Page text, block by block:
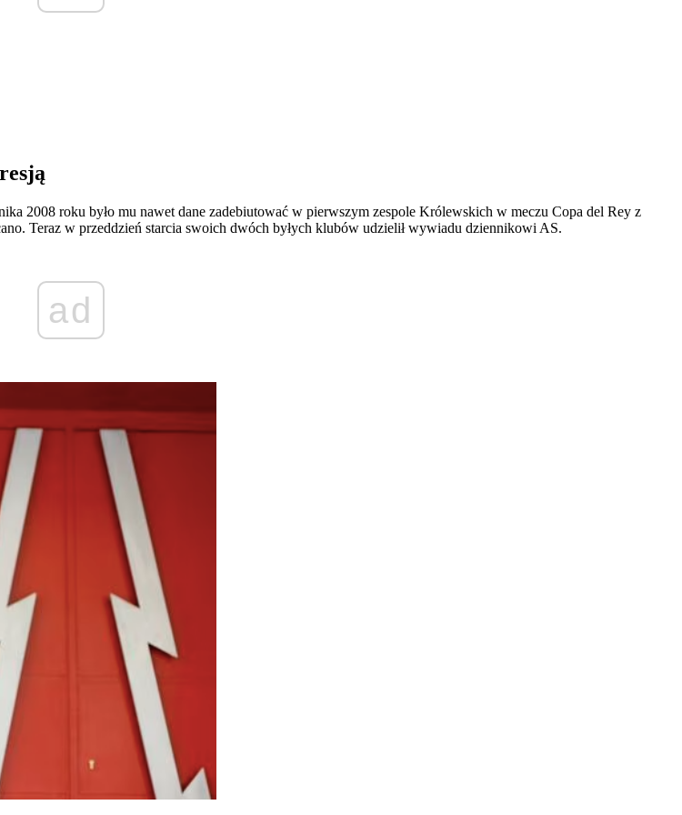
2008 roku było mu nawet dane zadebiutować w pierwszym zespole Królewskich w meczu Copa del Rey z
Teraz w przeddzień starcia swoich dwóch byłych klubów udzielił wywiadu dziennikowi AS.
ad